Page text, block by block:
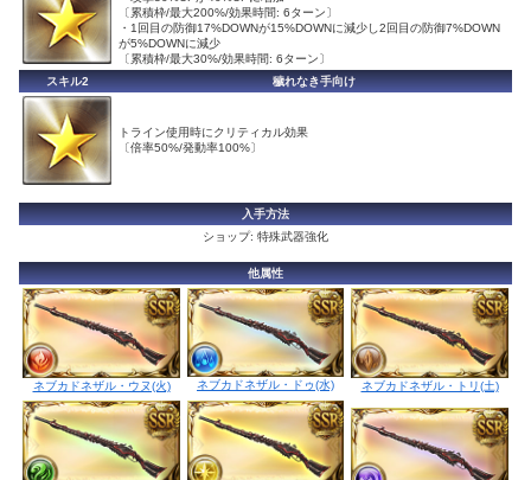
〔累積枠/最大200%/効果時間: 6ターン〕
・1回目の防御17%DOWNが15%DOWNに減少し2回目の防御7%DOWN
が5%DOWNに減少
〔累積枠/最大30%/効果時間: 6ターン〕
スキル2
穢れなき手向け
トライン使用時にクリティカル効果
〔倍率50%/発動率100%〕
入手方法
ショップ: 特殊武器強化
他属性
ネブカドネザル・ウヌ(火) ネブカドネザル・ドゥ(水) ネブカドネザル・トリ(土)